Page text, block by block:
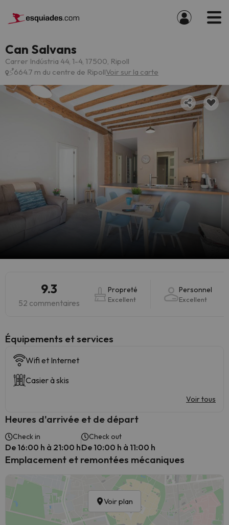
Can Salvans
Carrer Indústria 44, 1-4, 17500, Ripoll
664.7 m du centre de RipollVoir sur la carte
9.3
52 commentaires
Propreté
Excellent
Personnel
Excellent
​Équipements et services
Wifi et Internet
Casier à skis
Voir tous
Heures d'arrivée et de départ
Check in
De 16:00 h à 21:00 h
Check out
De 10:00 h à 11:00 h
Emplacement et remontées mécaniques
Voir plan